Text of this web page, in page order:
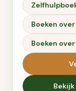
Boeken
Boeken
Bekijk